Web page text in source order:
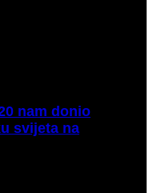
nam donio
svijeta na